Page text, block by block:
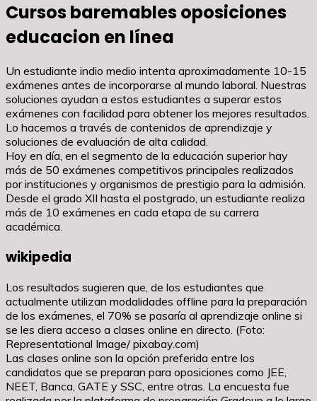
Cursos baremables oposiciones
educacion en línea
Un estudiante indio medio intenta aproximadamente 10-15
exámenes antes de incorporarse al mundo laboral. Nuestras
soluciones ayudan a estos estudiantes a superar estos
exámenes con facilidad para obtener los mejores resultados.
Lo hacemos a través de contenidos de aprendizaje y
soluciones de evaluación de alta calidad.
Hoy en día, en el segmento de la educación superior hay
más de 50 exámenes competitivos principales realizados
por instituciones y organismos de prestigio para la admisión.
Desde el grado XII hasta el postgrado, un estudiante realiza
más de 10 exámenes en cada etapa de su carrera
académica.
wikipedia
Los resultados sugieren que, de los estudiantes que
actualmente utilizan modalidades offline para la preparación
de los exámenes, el 70% se pasaría al aprendizaje online si
se les diera acceso a clases online en directo. (Foto:
Representational Image/ pixabay.com)
Las clases online son la opción preferida entre los
candidatos que se preparan para oposiciones como JEE,
NEET, Banca, GATE y SSC, entre otras. La encuesta fue